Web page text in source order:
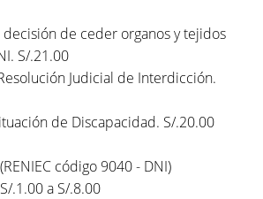
de ceder organos y tejidos
S/.21.00
Judicial de Interdicción.
de Discapacidad. S/.20.00
código 9040 - DNI)
.1.00 a S/.8.00